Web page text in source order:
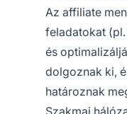
Az affiliate
feladatokat
és
dolgoznak ki,
határoznak
Szakmai